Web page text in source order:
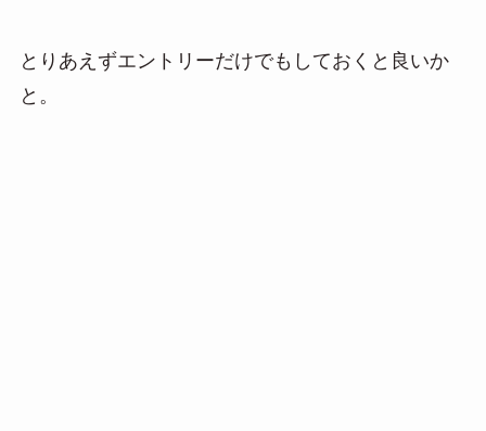
とりあえずエントリーだけでもしておくと良いか
と。